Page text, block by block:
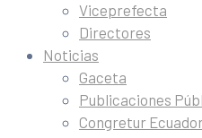
Viceprefecta
Directores
Noticias
Gaceta
Publicaciones
Congretur